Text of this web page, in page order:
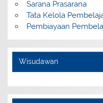
Sarana Prasarana
Tata Kelola
Pembiayaan
Wisudawan